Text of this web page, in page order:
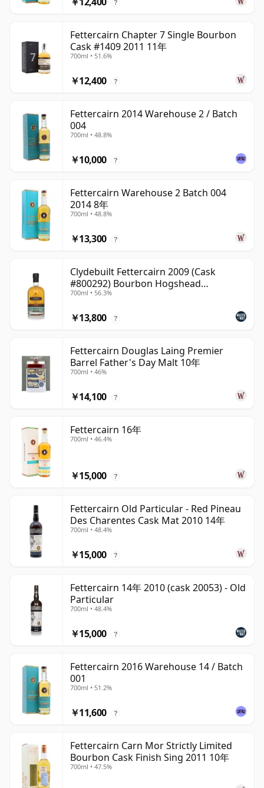
?
Fettercairn Chapter 7 Single Bourbon
Cask #1409 2011 11年
700ml • 51.6%
￥12,400 ?
Fettercairn 2014 Warehouse 2 / Batch
004
700ml • 48.8%
￥10,000 ?
Fettercairn Warehouse 2 Batch 004
2014 8年
700ml • 48.8%
￥13,300 ?
Clydebuilt Fettercairn 2009 (Cask
#800292) Bourbon Hogshead
(Ardgowan)
700ml • 56.3%
￥13,800 ?
Fettercairn Douglas Laing Premier
Barrel Father's Day Malt 10年
700ml • 46%
￥14,100 ?
Fettercairn 16年
700ml • 46.4%
￥15,000 ?
Fettercairn Old Particular - Red Pineau
Des Charentes Cask Mat 2010 14年
700ml • 48.4%
￥15,000 ?
Fettercairn 14年 2010 (cask 20053) - Old
Particular
700ml • 48.4%
￥15,000 ?
Fettercairn 2016 Warehouse 14 / Batch
001
700ml • 51.2%
￥11,600 ?
Fettercairn Carn Mor Strictly Limited
Bourbon Cask Finish Sing 2011 10年
700ml • 47.5%